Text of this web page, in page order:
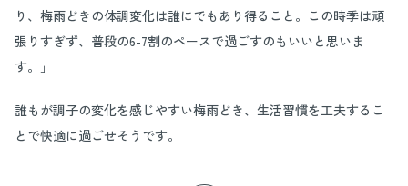
り、梅雨どきの体調変化は誰にでもあり得ること。この時季は頑
張りすぎず、普段の6-7割のペースで過ごすのもいいと思いま
す。」
誰もが調子の変化を感じやすい梅雨どき、生活習慣を工夫するこ
とで快適に過ごせそうです。